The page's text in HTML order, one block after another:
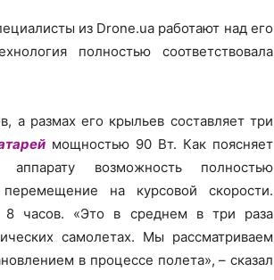
из Drone.ua работают над его
полностью соответствовала
а размах его крыльев составляет три
мощностью 90 Вт. Как поясняет
возможность полностью
на курсовой скорости.
8 часов. «Это в среднем в три раза
самолетах. Мы рассматриваем
в процессе полета», – сказал